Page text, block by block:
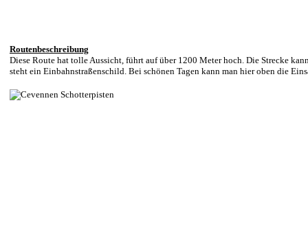
Routenbeschreibung
Diese Route hat tolle Aussicht, führt auf über 1200 Meter hoch. Die Strecke
steht ein Einbahnstraßenschild. Bei schönen Tagen kann man hier oben die